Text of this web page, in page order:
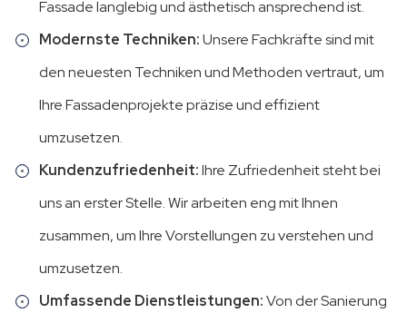
Fassade langlebig und ästhetisch ansprechend ist.
Modernste Techniken:Unsere Fachkräfte sind mit
den neuesten Techniken und Methoden vertraut, um
Ihre Fassadenprojekte präzise und effizient
umzusetzen.
Kundenzufriedenheit:Ihre Zufriedenheit steht bei
uns an erster Stelle. Wir arbeiten eng mit Ihnen
zusammen, um Ihre Vorstellungen zu verstehen und
umzusetzen.
Umfassende Dienstleistungen:Von der Sanierung